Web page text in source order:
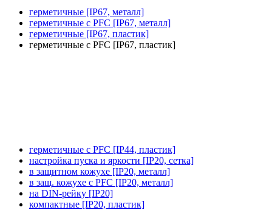
герметичные [IP67, металл]
герметичные с PFC [IP67, металл]
герметичные [IP67, пластик]
герметичные с PFC [IP67, пластик]
герметичные с PFC [IP44, пластик]
настройка пуска и яркости [IP20, сетка]
в защитном кожухе [IP20, металл]
в защ. кожухе с PFC [IP20, металл]
на DIN-рейку [IP20]
компактные [IP20, пластик]